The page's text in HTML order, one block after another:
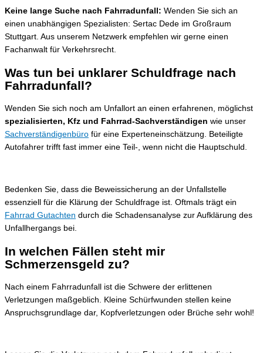
Keine lange Suche nach Fahrradunfall: Wenden Sie sich an
einen unabhängigen Spezialisten: Sertac Dede im Großraum
Stuttgart. Aus unserem Netzwerk empfehlen wir gerne einen
Fachanwalt für Verkehrsrecht.
Was tun bei unklarer Schuldfrage nach
Fahrradunfall?
Wenden Sie sich noch am Unfallort an einen erfahrenen, möglichst
spezialisierten, Kfz und Fahrrad-Sachverständigen wie unser
Sachverständigenbüro für eine Experteneinschätzung. Beteiligte
Autofahrer trifft fast immer eine Teil-, wenn nicht die Hauptschuld.
Bedenken Sie, dass die Beweissicherung an der Unfallstelle
essenziell für die Klärung der Schuldfrage ist. Oftmals trägt ein
Fahrrad Gutachten durch die Schadensanalyse zur Aufklärung des
Unfallhergangs bei.
In welchen Fällen steht mir
Schmerzensgeld zu?
Nach einem Fahrradunfall ist die Schwere der erlittenen
Verletzungen maßgeblich. Kleine Schürfwunden stellen keine
Anspruchsgrundlage dar, Kopfverletzungen oder Brüche sehr wohl!